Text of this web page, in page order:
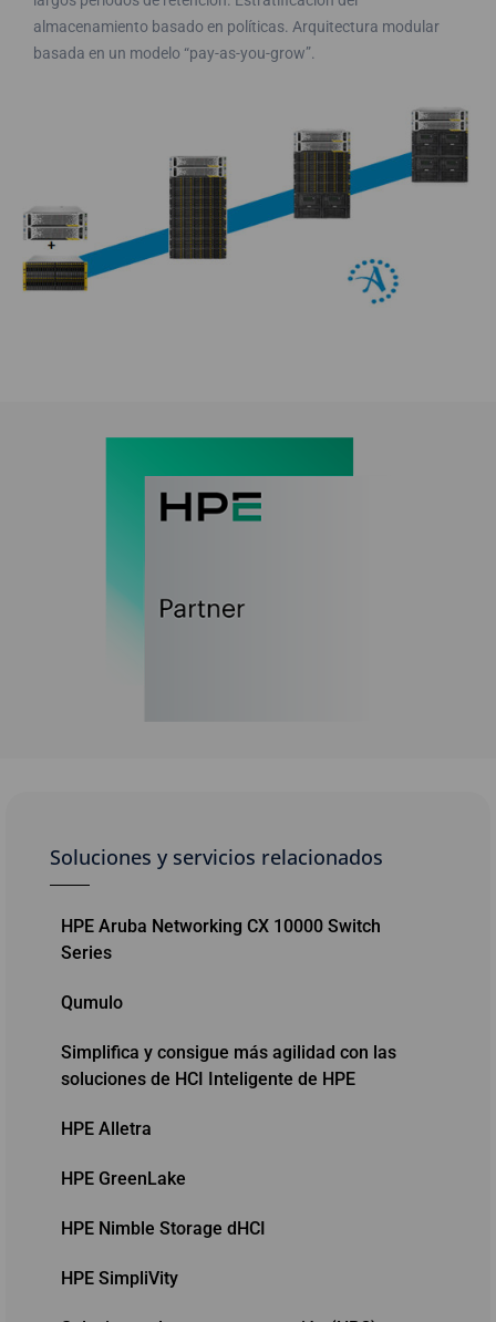
almacenamiento basado en políticas. Arquitectura modular
basada en un modelo “pay-as-you-grow”.
Soluciones y servicios relacionados
HPE Aruba Networking CX 10000 Switch
Series
Qumulo
Simplifica y consigue más agilidad con las
soluciones de HCI Inteligente de HPE
HPE Alletra
HPE GreenLake
HPE Nimble Storage dHCI
HPE SimpliVity